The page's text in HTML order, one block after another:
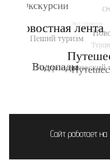
Сайт работает на